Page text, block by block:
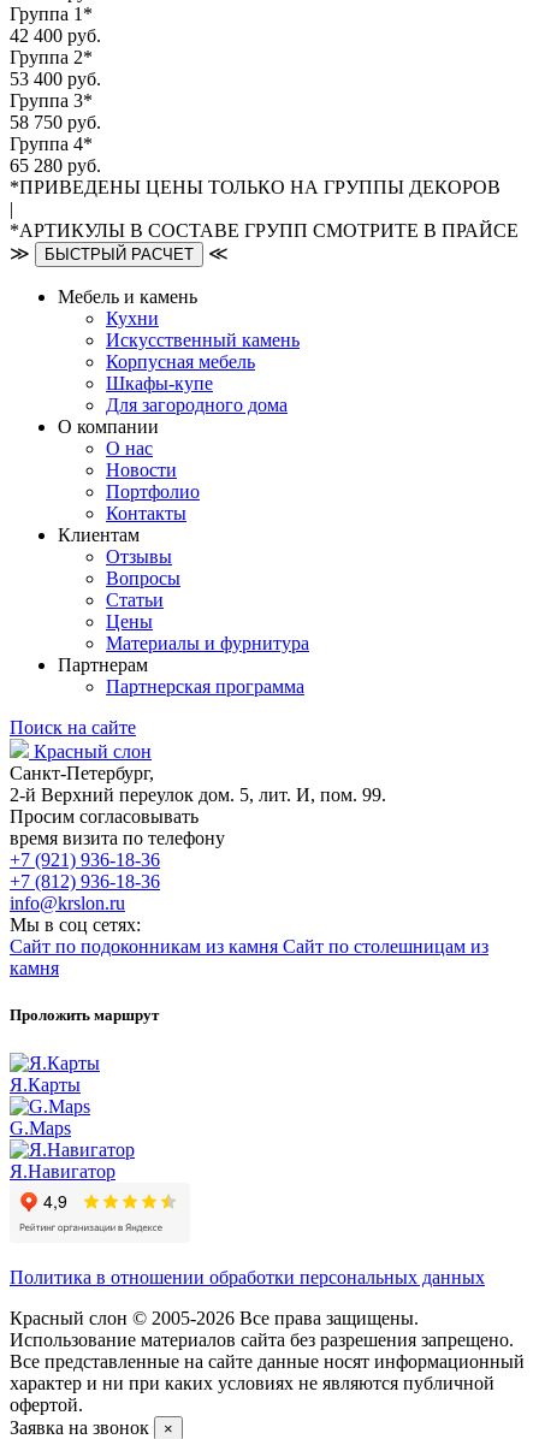
Группа 1*
42 400 руб.
Группа 2*
53 400 руб.
Группа 3*
58 750 руб.
Группа 4*
65 280 руб.
*ПРИВЕДЕНЫ ЦЕНЫ ТОЛЬКО НА ГРУППЫ ДЕКОРОВ
|
*АРТИКУЛЫ В СОСТАВЕ ГРУПП СМОТРИТЕ В ПРАЙСЕ
≫
БЫСТРЫЙ РАСЧЕТ ≪
Мебель и камень
Кухни
Искусственный камень
Корпусная мебель
Шкафы-купе
Для загородного дома
О компании
О нас
Новости
Портфолио
Контакты
Клиентам
Отзывы
Вопросы
Статьи
Цены
Материалы и фурнитура
Партнерам
Партнерская программа
Поиск на сайте
Красный слон
Санкт-Петербург,
2-й Верхний переулок дом. 5, лит. И, пом. 99.
Просим согласовывать
время визита по телефону
+7 (921) 936-18-36
+7 (812) 936-18-36
info@krslon.ru
Мы в соц сетях:
Сайт по подоконникам из камня Сайт по столешницам из
камня
Проложить маршрут
Я.Карты
G.Maps
Я.Навигатор
Политика в отношении обработки персональных данных
Красный слон © 2005-2026 Все права защищены.
Использование материалов сайта без разрешения запрещено.
Все представленные на сайте данные носят информационный
характер и ни при каких условиях не являются публичной
офертой.
Заявка на звонок
×